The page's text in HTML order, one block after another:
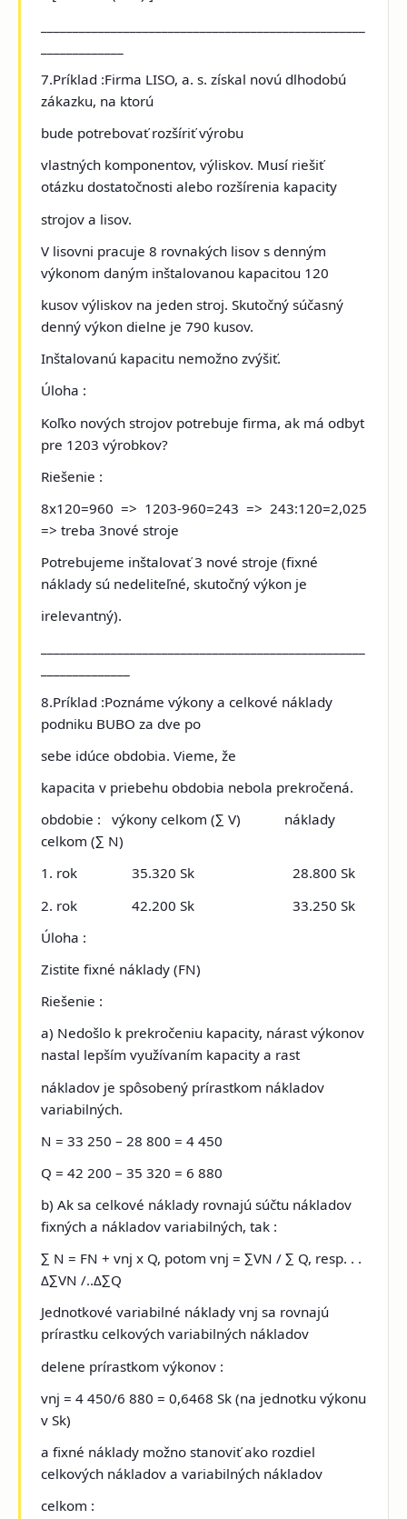
7.Príklad :Firma LISO, a. s. získal novú dlhodobú
zákazku, na ktorú
bude potrebovať rozšíriť výrobu
vlastných komponentov, výliskov. Musí riešiť
otázku dostatočnosti alebo rozšírenia kapacity
strojov a lisov.
V lisovni pracuje 8 rovnakých lisov s denným
výkonom daným inštalovanou kapacitou 120
kusov výliskov na jeden stroj. Skutočný súčasný
denný výkon dielne je 790 kusov.
Inštalovanú kapacitu nemožno zvýšiť.
Úloha :
Koľko nových strojov potrebuje firma, ak má odbyt
pre 1203 výrobkov?
Riešenie :
8x120=960 => 1203-960=243 => 243:120=2,025
=> treba 3nové stroje
Potrebujeme inštalovať 3 nové stroje (fixné
náklady sú nedeliteľné, skutočný výkon je
irelevantný).
8.Príklad :Poznáme výkony a celkové náklady
podniku BUBO za dve po
sebe idúce obdobia. Vieme, že
kapacita v priebehu obdobia nebola prekročená.
obdobie : výkony celkom (∑ V) náklady
celkom (∑ N)
1. rok 35.320 Sk 28.800 Sk
2. rok 42.200 Sk 33.250 Sk
Úloha :
Zistite fixné náklady (FN)
Riešenie :
a) Nedošlo k prekročeniu kapacity, nárast výkonov
nastal lepším využívaním kapacity a rast
nákladov je spôsobený prírastkom nákladov
variabilných.
N = 33 250 – 28 800 = 4 450
Q = 42 200 – 35 320 = 6 880
b) Ak sa celkové náklady rovnajú súčtu nákladov
fixných a nákladov variabilných, tak :
∑ N = FN + vnj x Q, potom vnj = ∑VN / ∑ Q, resp. . .
Δ∑VN /..Δ∑Q
Jednotkové variabilné náklady vnj sa rovnajú
prírastku celkových variabilných nákladov
delene prírastkom výkonov :
vnj = 4 450/6 880 = 0,6468 Sk (na jednotku výkonu
v Sk)
a fixné náklady možno stanoviť ako rozdiel
celkových nákladov a variabilných nákladov
celkom :